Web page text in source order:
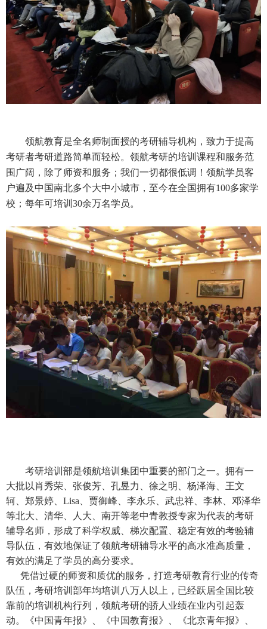
领航教育是全名师制面授的考研辅导机构，致力于提高
考研者考研道路简单而轻松。领航考研的培训课程和服务范
围广阔，除了师资和服务；我们一切都很低调！领航学员客
户遍及中国南北多个大中小城市，至今在全国拥有100多家学
校；每年可培训30余万名学员。
考研培训部是领航培训集团中重要的部门之一。拥有一
大批以肖秀荣、张俊芳、孔昱力、徐之明、杨泽海、王文
轲、郑景婷、Lisa、贾御峰、李永乐、武忠祥、李林、邓泽华
等北大、清华、人大、南开等老中青教授专家为代表的考研
辅导名师，形成了科学权威、梯次配置、稳定有效的考验辅
导队伍，有效地保证了领航考研辅导水平的高水准高质量，
有效的满足了学员的高分要求。
凭借过硬的师资和质优的服务，打造考研教育行业的传奇
队伍，考研培训部年均培训八万人以上，已经跃居全国比较
靠前的培训机构行列，领航考研的骄人业绩在业内引起轰
动。《中国青年报》、《中国教育报》、《北京青年报》、